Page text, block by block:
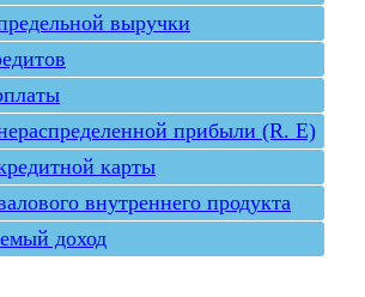
выручки
прибыли (R. E)
карты
внутреннего продукта
доход